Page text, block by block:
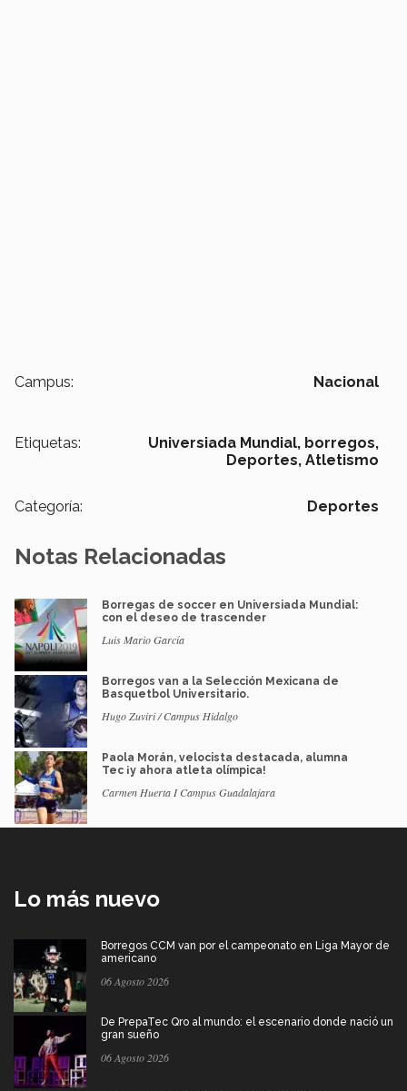
Campus: Nacional
Etiquetas: Universiada Mundial, borregos,
Deportes, Atletismo
Categoría: Deportes
Notas Relacionadas
Borregas de soccer en Universiada Mundial:
con el deseo de trascender
Luis Mario García
Borregos van a la Selección Mexicana de
Basquetbol Universitario.
Hugo Zuviri / Campus Hidalgo
Paola Morán, velocista destacada, alumna
Tec ¡y ahora atleta olímpica!
Carmen Huerta I Campus Guadalajara
Lo más nuevo
Borregos CCM van por el campeonato en Liga Mayor de
americano
06 Agosto 2026
De PrepaTec Qro al mundo: el escenario donde nació un
gran sueño
06 Agosto 2026